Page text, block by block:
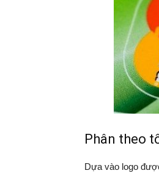
Phân theo
Dựa vào logo